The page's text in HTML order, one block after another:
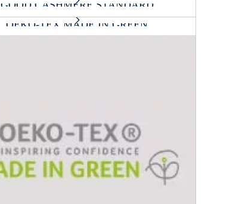
GOOD CASHMERE STANDARD
OEKO-TEX MADE IN GREEN